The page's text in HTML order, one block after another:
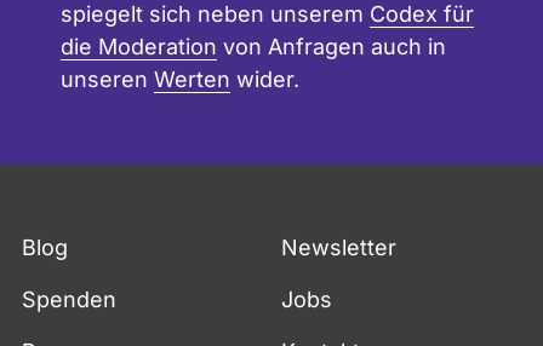
spiegelt sich neben unserem Codex für
die Moderation von Anfragen auch in
unseren Werten wider.
Blog Newsletter
Spenden Jobs